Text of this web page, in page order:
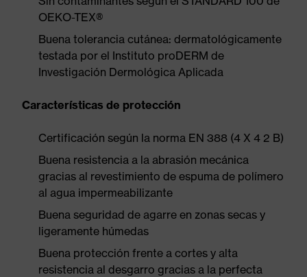
OEKO-TEX®
Buena tolerancia cutánea: dermatológicamente
testada por el Instituto proDERM de
Investigación Dermológica Aplicada
Características de protección
Certificación según la norma EN 388 (4 X 4 2 B)
Buena resistencia a la abrasión mecánica
gracias al revestimiento de espuma de polímero
al agua impermeabilizante
Buena seguridad de agarre en zonas secas y
ligeramente húmedas
Buena protección frente a cortes y alta
resistencia al desgarro gracias a la perfecta